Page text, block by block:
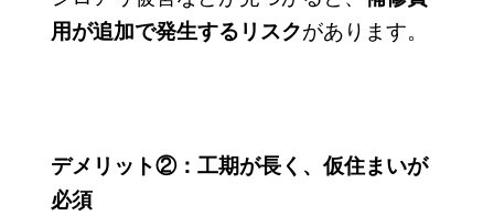
用が追加で発生するリスクがあります。
デメリット②：工期が長く、仮住まいが
必須